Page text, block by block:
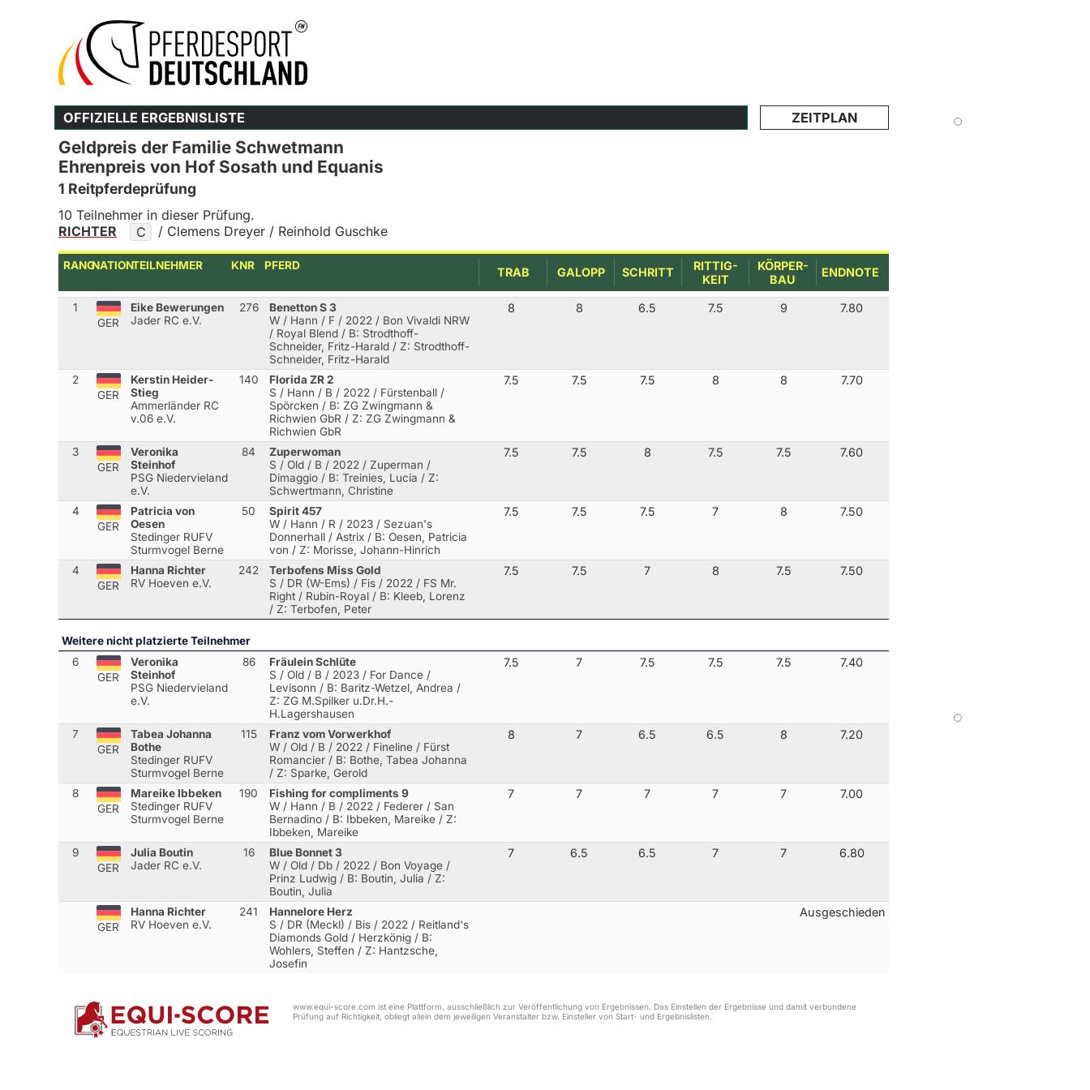
OFFIZIELLE ERGEBNISLISTE ZEITPLAN
Geldpreis der Familie Schwetmann
Ehrenpreis von Hof Sosath und Equanis
1 Reitpferdeprüfung
10 Teilnehmer in dieser Prüfung.
RICHTER
C / Clemens Dreyer / Reinhold Guschke
RANGNATIONTEILNEHMER KNR PFERD TRAB GALOPP SCHRITT
RITTIG-
KEIT
KÖRPER-
BAU
ENDNOTE
1
GER
Eike Bewerungen
Jader RC e.V.
276
Benetton S 3
W / Hann / F / 2022 / Bon Vivaldi NRW
/ Royal Blend/ B: Strodthoff-
Schneider, Fritz-Harald / Z: Strodthoff-
Schneider, Fritz-Harald
8 8 6.5 7.5 9 7.80
2
GER
Kerstin Heider-
Stieg
Ammerländer RC
v.06 e.V.
140
Florida ZR 2
S / Hann / B / 2022 / Fürstenball /
Spörcken / B: ZG Zwingmann &
Richwien GbR / Z: ZG Zwingmann &
Richwien GbR
7.5 7.5 7.5 8 8 7.70
3
GER
Veronika
Steinhof
PSG Niedervieland
e.V.
84
Zuperwoman
S / Old / B / 2022 / Zuperman /
Dimaggio/ B: Treinies, Lucia / Z:
Schwertmann, Christine
7.5 7.5 8 7.5 7.5 7.60
4
GER
Patricia von
Oesen
Stedinger RUFV
Sturmvogel Berne
50
Spirit 457
W / Hann / R / 2023 / Sezuan's
Donnerhall / Astrix/ B: Oesen, Patricia
von / Z: Morisse, Johann-Hinrich
7.5 7.5 7.5 7 8 7.50
4
GER
Hanna Richter
RV Hoeven e.V.
242
Terbofens Miss Gold
S / DR (W-Ems) / Fis / 2022 / FS Mr.
Right / Rubin-Royal/ B: Kleeb, Lorenz
/ Z: Terbofen, Peter
7.5 7.5 7 8 7.5 7.50
Weitere nicht platzierte Teilnehmer
6
GER
Veronika
Steinhof
PSG Niedervieland
e.V.
86
Fräulein Schlüte
S / Old / B / 2023 / For Dance /
Levisonn / B: Baritz-Wetzel, Andrea /
Z: ZG M.Spilker u.Dr.H.-
H.Lagershausen
7.5 7 7.5 7.5 7.5 7.40
7
GER
Tabea Johanna
Bothe
Stedinger RUFV
Sturmvogel Berne
115
Franz vom Vorwerkhof
W / Old / B / 2022 / Fineline / Fürst
Romancier/ B: Bothe, Tabea Johanna
/ Z: Sparke, Gerold
8 7 6.5 6.5 8 7.20
8
GER
Mareike Ibbeken
Stedinger RUFV
Sturmvogel Berne
190
Fishing for compliments 9
W / Hann / B / 2022 / Federer / San
Bernadino/ B: Ibbeken, Mareike / Z:
Ibbeken, Mareike
7 7 7 7 7 7.00
9
GER
Julia Boutin
Jader RC e.V.
16
Blue Bonnet 3
W / Old / Db / 2022 / Bon Voyage /
Prinz Ludwig/ B: Boutin, Julia / Z:
Boutin, Julia
7 6.5 6.5 7 7 6.80
GER
Hanna Richter
RV Hoeven e.V.
241
Hannelore Herz
S / DR (Meckl) / Bis / 2022 / Reitland's
Diamonds Gold / Herzkönig/ B:
Wohlers, Steffen / Z: Hantzsche,
Josefin
Ausgeschieden
www.equi-score.com ist eine Plattform, ausschließlich zur Veröffentlichung von Ergebnissen. Das Einstellen der Ergebnisse und damit verbundene
Prüfung auf Richtigkeit, obliegt allein dem jeweiligen Veranstalter bzw. Einsteller von Start- und Ergebnislisten.